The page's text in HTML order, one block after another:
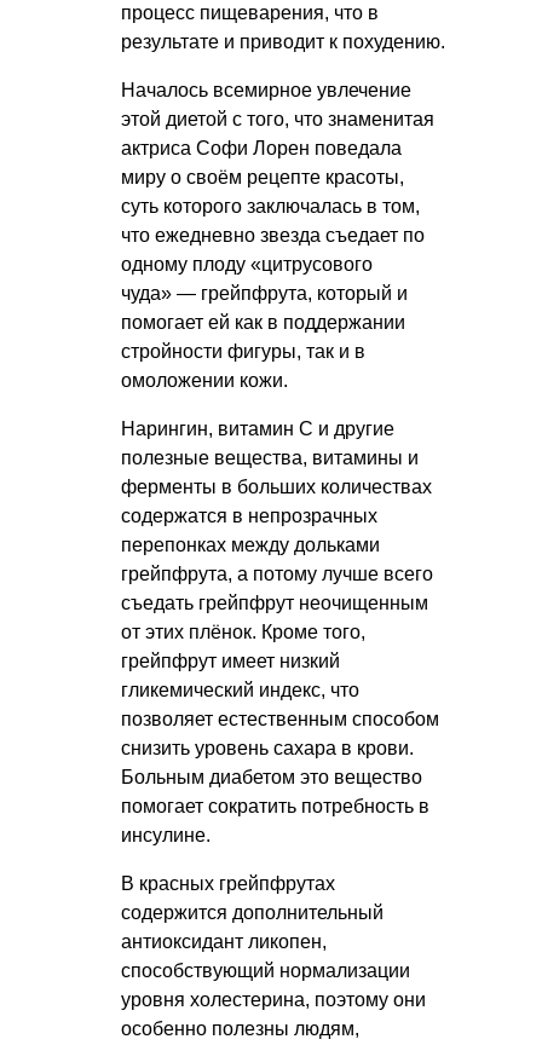
процесс пищеварения, что в
результате и приводит к похудению.
Началось всемирное увлечение
этой диетой с того, что знаменитая
актриса Софи Лорен поведала
миру о своём рецепте красоты,
суть которого заключалась в том,
что ежедневно звезда съедает по
одному плоду «цитрусового
чуда» — грейпфрута, который и
помогает ей как в поддержании
стройности фигуры, так и в
омоложении кожи.
Нарингин, витамин С и другие
полезные вещества, витамины и
ферменты в больших количествах
содержатся в непрозрачных
перепонках между дольками
грейпфрута, а потому лучше всего
съедать грейпфрут неочищенным
от этих плёнок. Кроме того,
грейпфрут имеет низкий
гликемический индекс, что
позволяет естественным способом
снизить уровень сахара в крови.
Больным диабетом это вещество
помогает сократить потребность в
инсулине.
В красных грейпфрутах
содержится дополнительный
антиоксидант ликопен,
способствующий нормализации
уровня холестерина, поэтому они
особенно полезны людям,